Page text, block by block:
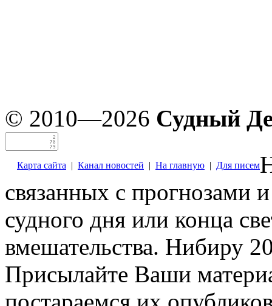
© 2010—2026 Судный
Карта сайта | Канал новостей | На главную | Для писем
связанных с прогнозами
судного дня или конца
вмешательства. Нибиру
Присылайте Ваши